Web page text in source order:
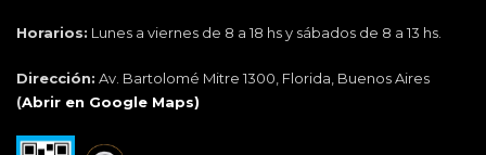
Horarios: Lunes a viernes de 8 a 18 hs y sábados de 8 a 13 hs.
Dirección: Av. Bartolomé Mitre 1300, Florida, Buenos Aires
(Abrir en Google Maps)